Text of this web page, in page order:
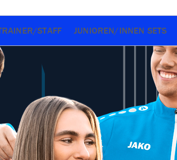
STAFF JUNIOREN/INNEN SETS